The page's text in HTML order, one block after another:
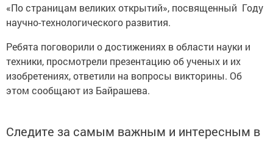
«По страницам великих открытий», посвященный Году
научно-технологического развития.
Ребята поговорили о достижениях в области науки и
техники, просмотрели презентацию об ученых и их
изобретениях, ответили на вопросы викторины. Об
этом сообщают из Байрашева.
Следите за самым важным и интересным в